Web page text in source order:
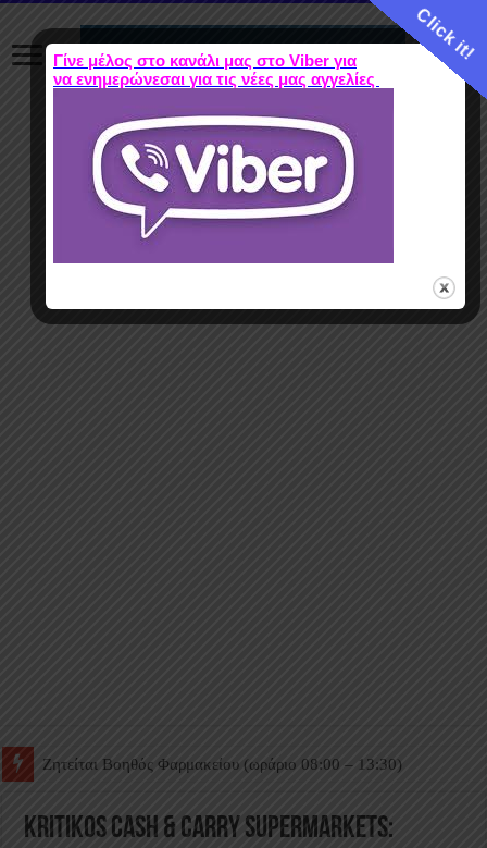
Ζητείται Βοηθός Θαλάμου
Kritikos Cash & Carry Supermarkets:
Click it!
Γίνε μέλος στο κανάλι μας στο Viber για
να ενημερώνεσαι για τις νέες μας αγγελίες